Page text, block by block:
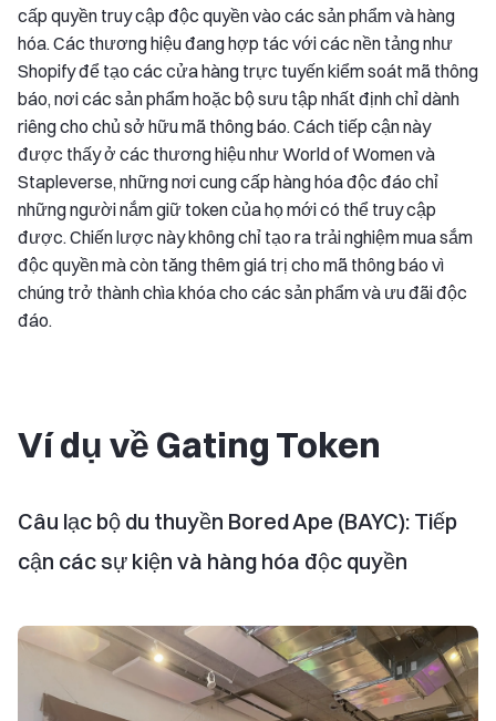
cấp quyền truy cập độc quyền vào các sản phẩm và hàng
hóa. Các thương hiệu đang hợp tác với các nền tảng như
Shopify để tạo các cửa hàng trực tuyến kiểm soát mã thông
báo, nơi các sản phẩm hoặc bộ sưu tập nhất định chỉ dành
riêng cho chủ sở hữu mã thông báo. Cách tiếp cận này
được thấy ở các thương hiệu như World of Women và
Stapleverse, những nơi cung cấp hàng hóa độc đáo chỉ
những người nắm giữ token của họ mới có thể truy cập
được. Chiến lược này không chỉ tạo ra trải nghiệm mua sắm
độc quyền mà còn tăng thêm giá trị cho mã thông báo vì
chúng trở thành chìa khóa cho các sản phẩm và ưu đãi độc
đáo.
Ví dụ về Gating Token
Câu lạc bộ du thuyền Bored Ape (BAYC): Tiếp
cận các sự kiện và hàng hóa độc quyền